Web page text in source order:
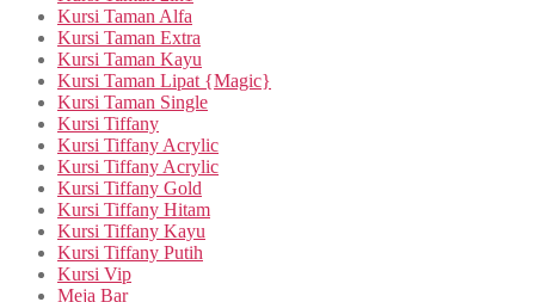
Kursi Taman Alfa
Kursi Taman Extra
Kursi Taman Kayu
Kursi Taman Lipat {Magic}
Kursi Taman Single
Kursi Tiffany
Kursi Tiffany Acrylic
Kursi Tiffany Acrylic
Kursi Tiffany Gold
Kursi Tiffany Hitam
Kursi Tiffany Kayu
Kursi Tiffany Putih
Kursi Vip
Meja Bar